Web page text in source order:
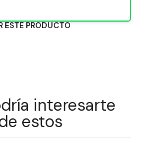
ESTE PRODUCTO
interesarte
estos